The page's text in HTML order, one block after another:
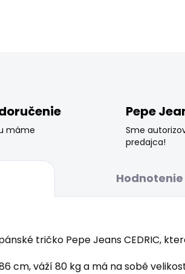
máme
Pepe
Sme
predajca!
Hodnotenie
tričko Pepe Jeans CEDRIC,
cm, váží 80 kg a má na sobě